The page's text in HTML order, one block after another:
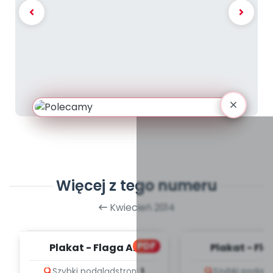
Więcej z tego numeru
Kwiecień 2014
PDF
Plakat - Flaga A2 Plakat -